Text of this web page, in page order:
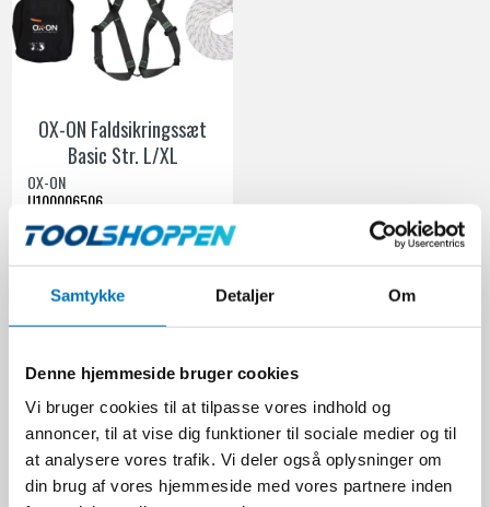
Samtykke Detaljer Om
Denne hjemmeside bruger cookies
Vi bruger cookies til at tilpasse vores indhold og
annoncer, til at vise dig funktioner til sociale medier og til
at analysere vores trafik. Vi deler også oplysninger om
din brug af vores hjemmeside med vores partnere inden
OX-ON Faldsikringssæt
Basic Str. L/XL
OX-ON
U100006506
1.599,00 DKK
Faldsikringssæt er afgørende udstyr, når det kommer til at beskytte
arbejdere mod faldulykker, især i brancher, hvor arbejde på højder er
almindeligt. Hos Toolshoppen.dk tilbyder vi et omfattende udvalg af